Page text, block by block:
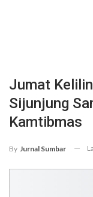
Jumat
Sijunjung
Kamtibmas
By Jurnal Sumbar